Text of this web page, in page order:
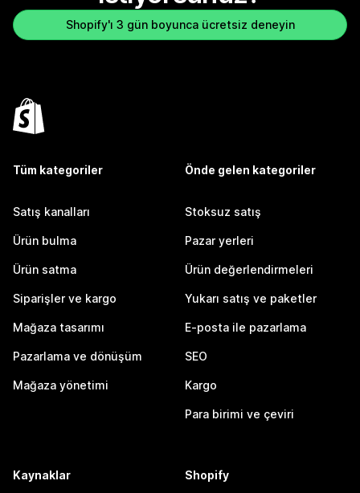
Shopify'ı 3 gün boyunca ücretsiz deneyin
Tüm kategoriler
Satış kanalları
Ürün bulma
Ürün satma
Siparişler ve kargo
Mağaza tasarımı
Pazarlama ve dönüşüm
Mağaza yönetimi
Önde gelen kategoriler
Stoksuz satış
Pazar yerleri
Ürün değerlendirmeleri
Yukarı satış ve paketler
E-posta ile pazarlama
SEO
Kargo
Para birimi ve çeviri
Kaynaklar Shopify